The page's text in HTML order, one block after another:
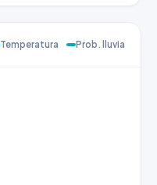
Temperatura Prob. lluvia